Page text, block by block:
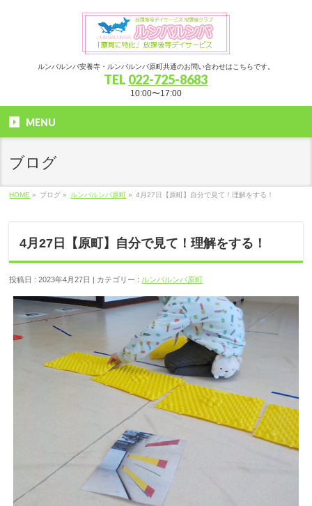
ルンバルンバ安養寺・ルンバルンバ原町共通のお問い合わせはこちらです。
TEL 022-725-8683
10:00〜17:00
MENU
ブログ
HOME » ブログ » ルンバルンバ原町 » 4月27日【原町】自分で見て！理解をする！
4月27日【原町】自分で見て！理解をする！
投稿日 : 2023年4月27日 | カテゴリー : ルンバルンバ原町